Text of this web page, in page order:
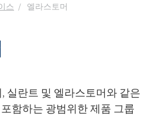
스 엘라스토머
, 실란트 및 엘라스토머와 같은
함하는 광범위한 제품 그룹